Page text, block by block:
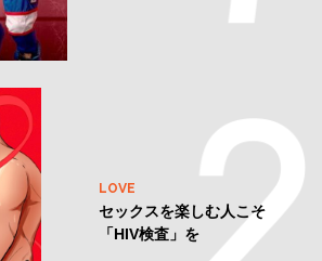
LOVE
セックスを楽しむ人こそ
「HIV検査」を